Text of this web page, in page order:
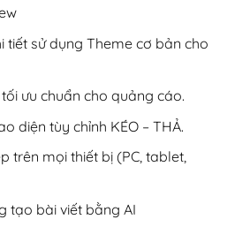
tiết sử dụng Theme cơ bản cho
ưu chuẩn cho quảng cáo.
diện tùy chỉnh KÉO – THẢ.
trên mọi thiết bị (PC, tablet,
tạo bài viết bằng AI